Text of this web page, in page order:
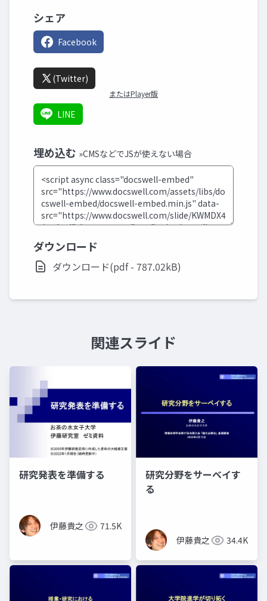
シェア
Facebook
(Twitter)
またはPlayer版
LINE
埋め込む »CMSなどでJSが使えない場合
ダウンロード
ダウンロード(pdf - 787.02kB)
関連スライド
研究発表を準備する
伊藤貴之 71.5K
研究分野をサーベイす
る
伊藤貴之 34.4K